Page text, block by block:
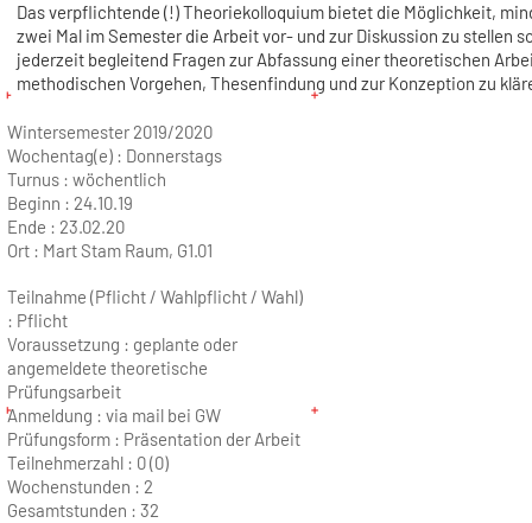
Das verpflichtende (!) Theoriekolloquium bietet die Möglichkeit,
zwei Mal im Semester die Arbeit vor- und zur Diskussion zu stellen
jederzeit begleitend Fragen zur Abfassung einer theoretischen
methodischen Vorgehen, Thesenfindung und zur Konzeption zu
Wintersemester 2019/2020
Wochentag(e) : Donnerstags
Turnus : wöchentlich
Beginn : 24.10.19
Ende : 23.02.20
Ort : Mart Stam Raum, G1.01
Teilnahme (Pflicht / Wahlpflicht / Wahl)
: Pflicht
Voraussetzung : geplante oder
angemeldete theoretische
Prüfungsarbeit
Anmeldung : via mail bei GW
Prüfungsform : Präsentation der Arbeit
Teilnehmerzahl : 0 (0)
Wochenstunden : 2
Gesamtstunden : 32